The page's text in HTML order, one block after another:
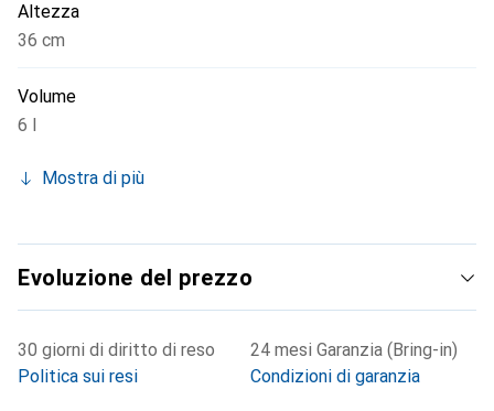
Altezza
36 cm
Volume
6 l
Mostra di più
Evoluzione del prezzo
30 giorni di diritto di reso
Politica sui resi
24 mesi Garanzia (Bring-in)
Condizioni di garanzia